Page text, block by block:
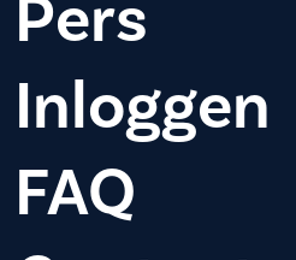
Pers
Inloggen
FAQ